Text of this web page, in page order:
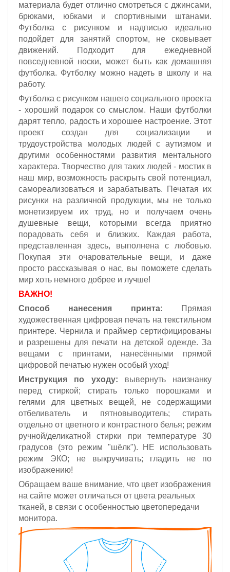
материала будет отлично смотреться с джинсами,
брюками, юбками и спортивными штанами.
Футболка с рисунком и надписью идеально
подойдет для занятий спортом, не сковывает
движений. Подходит для ежедневной
повседневной носки, может быть как домашняя
футболка. Футболку можно надеть в школу и на
работу.
Футболка с рисунком нашего социального проекта
- хороший подарок со смыслом. Наши футболки
дарят тепло, радость и хорошее настроение. Этот
проект создан для социализации и
трудоустройства молодых людей с аутизмом и
другими особенностями развития ментального
характера. Творчество для таких людей - мостик в
наш мир, возможность раскрыть свой потенциал,
самореализоваться и зарабатывать. Печатая их
рисунки на различной продукции, мы не только
монетизируем их труд, но и получаем очень
душевные вещи, которыми всегда приятно
порадовать себя и близких. Каждая работа,
представленная здесь, выполнена с любовью.
Покупая эти очаровательные вещи, и даже
просто рассказывая о нас, вы поможете сделать
мир хоть немного добрее и лучше!
ВАЖНО!
Способ нанесения принта: Прямая
художественная цифровая печать на текстильном
принтере. Чернила и праймер сертифицированы
и разрешены для печати на детской одежде. За
вещами с принтами, нанесёнными прямой
цифровой печатью нужен особый уход!
Инструкция по уходу: вывернуть наизнанку
перед стиркой; стирать только порошками и
гелями для цветных вещей, не содержащими
отбеливатель и пятновыводитель; стирать
отдельно от цветного и контрастного белья; режим
ручной/деликатной стирки при температуре 30
градусов (это режим "шёлк"). НЕ использовать
режим ЭКО; не выкручивать; гладить не по
изображению!
Обращаем ваше внимание, что цвет изображения
на сайте может отличаться от цвета реальных
тканей, в связи с особенностью цветопередачи
монитора.